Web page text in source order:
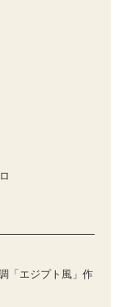
「エジプト風」作